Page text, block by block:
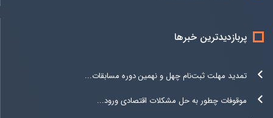
پربازدیدترین خبرها
تمدید مهلت ثبت‌نام چهل و نهمین دوره مسابقات...
موقوفات چطور به حل مشکلات اقتصادی ورود...